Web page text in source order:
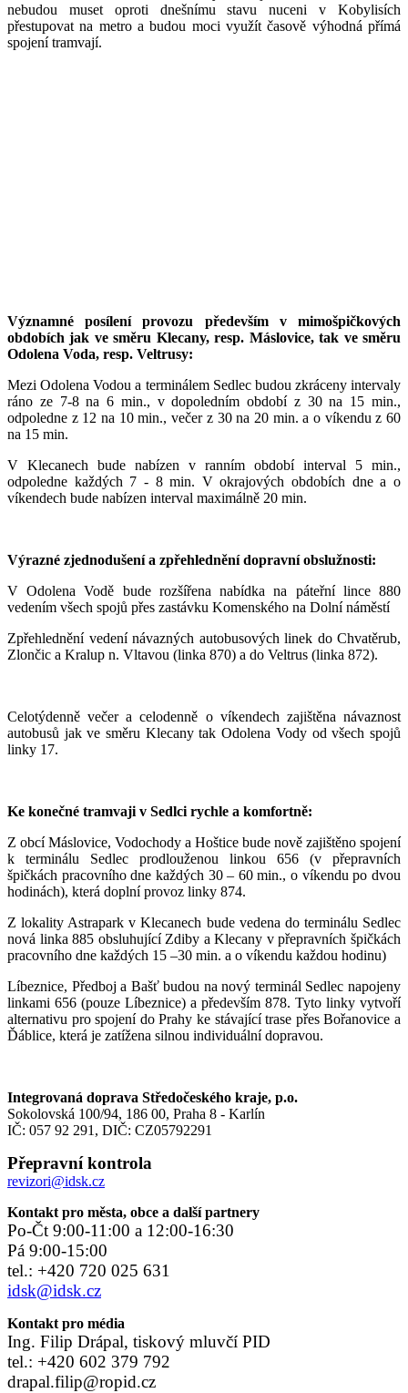
nebudou muset oproti dnešnímu stavu nuceni v Kobylisích
přestupovat na metro a budou moci využít časově výhodná přímá
spojení tramvají.
Významné posílení provozu především v mimošpičkových
obdobích jak ve směru Klecany, resp. Máslovice, tak ve směru
Odolena Voda, resp. Veltrusy:
Mezi Odolena Vodou a terminálem Sedlec budou zkráceny intervaly
ráno ze 7-8 na 6 min., v dopoledním období z 30 na 15 min.,
odpoledne z 12 na 10 min., večer z 30 na 20 min. a o víkendu z 60
na 15 min.
V Klecanech bude nabízen v ranním období interval 5 min.,
odpoledne každých 7 - 8 min. V okrajových obdobích dne a o
víkendech bude nabízen interval maximálně 20 min.
Výrazné zjednodušení a zpřehlednění dopravní obslužnosti:
V Odolena Vodě bude rozšířena nabídka na páteřní lince 880
vedením všech spojů přes zastávku Komenského na Dolní náměstí
Zpřehlednění vedení návazných autobusových linek do Chvatěrub,
Zlončic a Kralup n. Vltavou (linka 870) a do Veltrus (linka 872).
Celotýdenně večer a celodenně o víkendech zajištěna návaznost
autobusů jak ve směru Klecany tak Odolena Vody od všech spojů
linky 17.
Ke konečné tramvaji v Sedlci rychle a komfortně:
Z obcí Máslovice, Vodochody a Hoštice bude nově zajištěno spojení
k terminálu Sedlec prodlouženou linkou 656 (v přepravních
špičkách pracovního dne každých 30 – 60 min., o víkendu po dvou
hodinách), která doplní provoz linky 874.
Z lokality Astrapark v Klecanech bude vedena do terminálu Sedlec
nová linka 885 obsluhující Zdiby a Klecany v přepravních špičkách
pracovního dne každých 15 –30 min. a o víkendu každou hodinu)
Líbeznice, Předboj a Bašť budou na nový terminál Sedlec napojeny
linkami 656 (pouze Líbeznice) a především 878. Tyto linky vytvoří
alternativu pro spojení do Prahy ke stávající trase přes Bořanovice a
Ďáblice, která je zatížena silnou individuální dopravou.
Integrovaná doprava Středočeského kraje, p.o.
Sokolovská 100/94, 186 00, Praha 8 - Karlín
IČ: 057 92 291, DIČ: CZ05792291
Přepravní kontrola
revizori@idsk.cz
Kontakt pro města, obce a další partnery
Po-Čt 9:00-11:00 a 12:00-16:30
Pá 9:00-15:00
tel.: +420 720 025 631
idsk@idsk.cz
Kontakt pro média
Ing. Filip Drápal, tiskový mluvčí PID
tel.: +420 602 379 792
drapal.filip@ropid.cz